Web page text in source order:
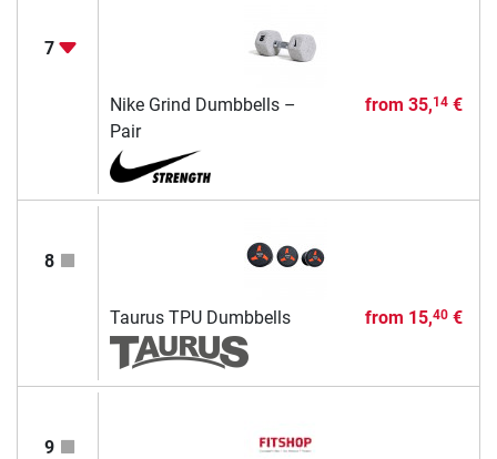
7
Nike Grind Dumbbells –
Pair
from 35,14€
8
Taurus TPU Dumbbells from 15,40€
9